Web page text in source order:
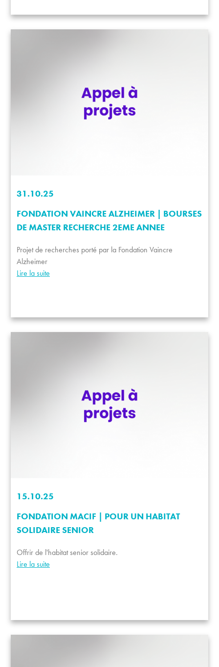
31.10.25
FONDATION VAINCRE ALZHEIMER | BOURSES
DE MASTER RECHERCHE 2EME ANNEE
Projet de recherches porté par la Fondation Vaincre
Alzheimer
Lire la suite
15.10.25
FONDATION MACIF | POUR UN HABITAT
SOLIDAIRE SENIOR
Offrir de l'habitat senior solidaire.
Lire la suite